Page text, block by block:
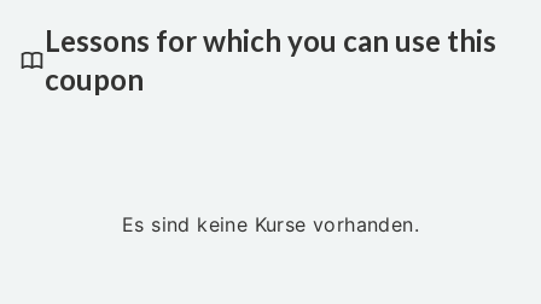
Lessons for which you can use this
coupon
Es sind keine Kurse vorhanden.